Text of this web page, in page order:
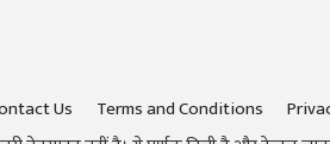
Us Terms and Conditions